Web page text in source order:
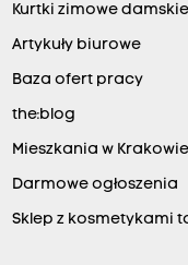
Kurtki zimowe damskie
Artykuły biurowe
Baza ofert pracy
the:blog
Mieszkania w Krakowie
Darmowe ogłoszenia
Sklep z kosmetykami